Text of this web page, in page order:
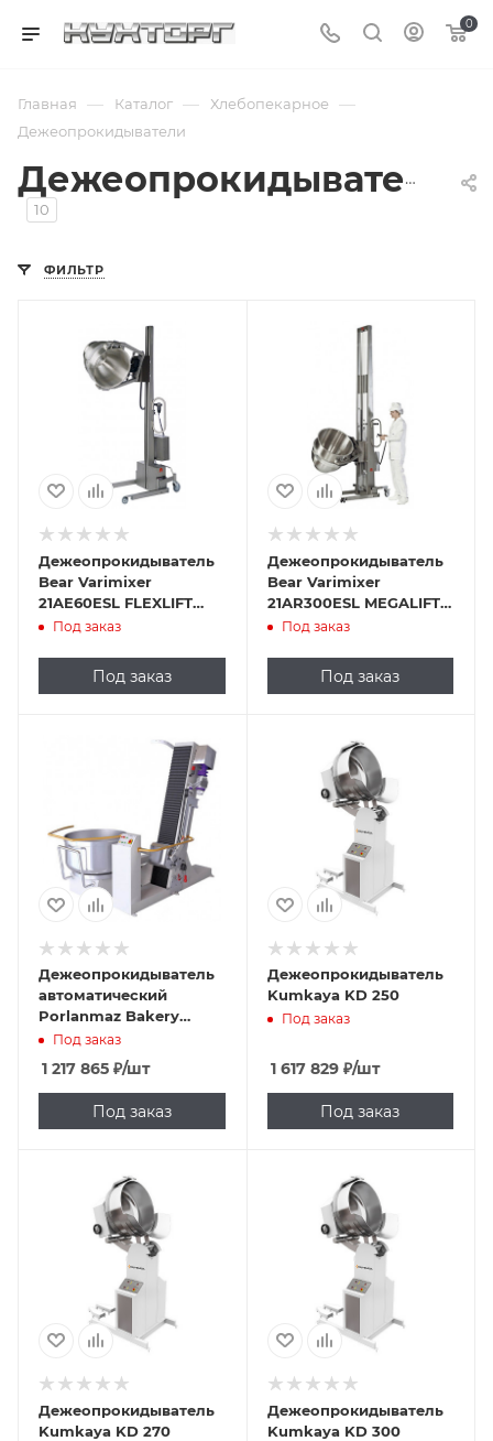
0
Главная — Каталог — Хлебопекарное —
Дежеопрокидыватели
Дежеопрокидыватели
10
ФИЛЬТР
Дежеопрокидыватель
Bear Varimixer
21AE60ESL FLEXLIFT
INOX 30-80M
Под заказ
Под заказ
Дежеопрокидыватель
Bear Varimixer
21AR300ESL MEGALIFT
INOX 200 M
Под заказ
Под заказ
Дежеопрокидыватель
автоматический
Porlanmaz Bakery
Machinery PMBT 430
Под заказ
1 217 865 ₽/шт
Под заказ
Дежеопрокидыватель
Kumkaya KD 250
Под заказ
1 617 829₽/шт
Под заказ
Дежеопрокидыватель
Kumkaya KD 270
Дежеопрокидыватель
Kumkaya KD 300